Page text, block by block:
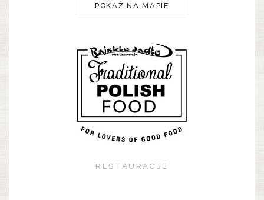
POKAŻ NA MAPIE
RESTAURACJE